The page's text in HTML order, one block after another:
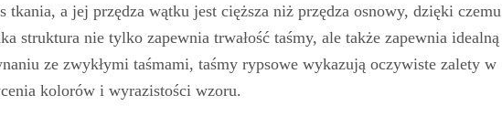
a jej przędza wątku jest cięższa niż przędza osnowy, dzięki czemu
struktura nie tylko zapewnia trwałość taśmy, ale także zapewnia idealną
ze zwykłymi taśmami, taśmy rypsowe wykazują oczywiste zalety w
kolorów i wyrazistości wzoru.